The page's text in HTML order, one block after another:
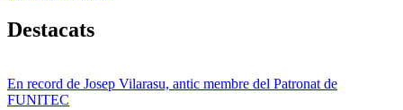
Destacats
En record de Josep Vilarasu, antic membre del Patronat de
FUNITEC